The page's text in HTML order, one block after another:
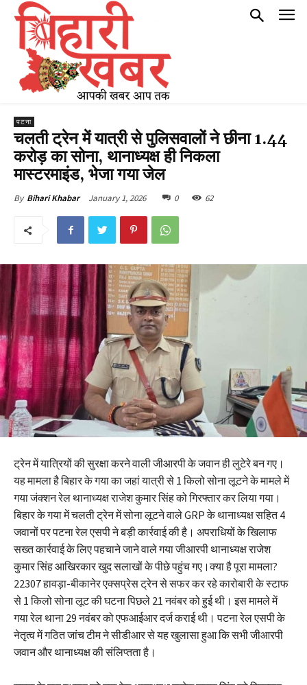
पटना
चलती ट्रेन में यात्री से पुलिसवालों ने छीना 1.44
करोड़ का सोना, थानाध्यक्ष ही निकला
मास्टरमाइंड, भेजा गया जेल
By Bihari Khabar January 1, 2026 0 62
ट्रेन में यात्रियों की सुरक्षा करने वाली जीआरपी के जवान ही लुटेरे बन गए।
यह मामला है बिहार के गया का जहां यात्री से 1 किलो सोना लूटने के मामले में
गया जंक्शन रेल थानाध्यक्ष राजेश कुमार सिंह को गिरफ्तार कर लिया गया।
बिहार के गया में चलती ट्रेन में सोना लूटने वाले GRP के थानाध्यक्ष सहित 4
जवानों पर पटना रेल एसपी ने बड़ी कार्रवाई की है। अपराधियों के खिलाफ
सख्त कार्रवाई के लिए पहचाने जाने वाले गया जीआरपी थानाध्यक्ष राजेश
कुमार सिंह आखिरकार खुद सलाखों के पीछे पहुंच गए।क्या है पूरा मामला?
22307 हावड़ा-बीकानेर एक्सप्रेस ट्रेन से सफर कर रहे कारोबारी के स्टाफ
से 1 किलो सोना लूट की घटना पिछले 21 नवंबर को हुई थी। इस मामले में
गया रेल थाना 29 नवंबर को एफआईआर दर्ज कराई थी। पटना रेल एसपी के
नेतृत्व में गठित जांच टीम ने सीडीआर से यह खुलासा हुआ कि सभी जीआरपी
जवान और थानाध्यक्ष की संलिप्तता है।